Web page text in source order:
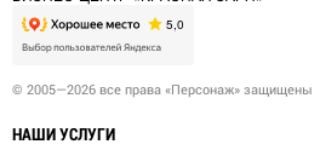
© 2005—2026 все права «Персонаж» защищены
НАШИ УСЛУГИ